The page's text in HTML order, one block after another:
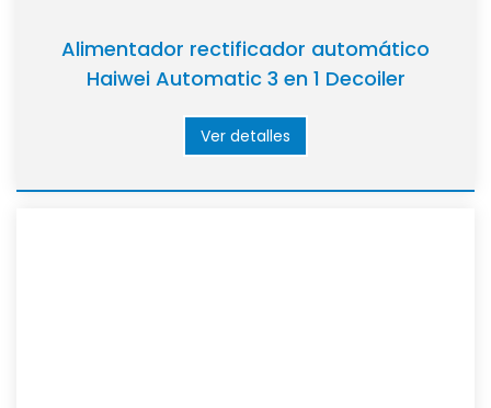
Alimentador rectificador automático
Haiwei Automatic 3 en 1 Decoiler
Ver detalles